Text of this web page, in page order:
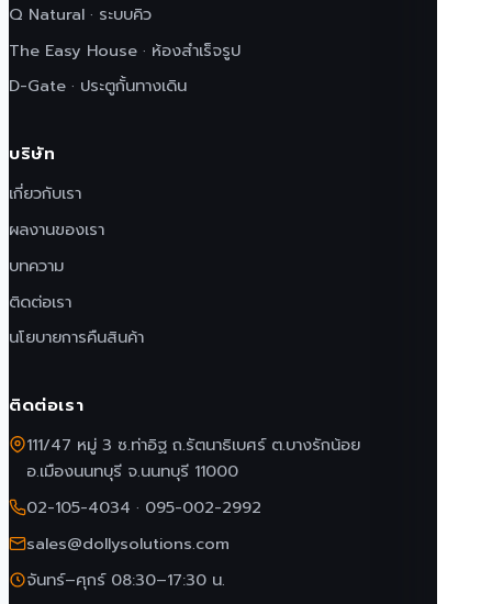
Q Natural · ระบบคิว
The Easy House · ห้องสำเร็จรูป
D-Gate · ประตูกั้นทางเดิน
บริษัท
เกี่ยวกับเรา
ผลงานของเรา
บทความ
ติดต่อเรา
นโยบายการคืนสินค้า
ติดต่อเรา
111/47 หมู่ 3 ซ.ท่าอิฐ ถ.รัตนาธิเบศร์ ต.บางรักน้อย
อ.เมืองนนทบุรี จ.นนทบุรี 11000
02-105-4034 · 095-002-2992
sales@dollysolutions.com
จันทร์–ศุกร์ 08:30–17:30 น.